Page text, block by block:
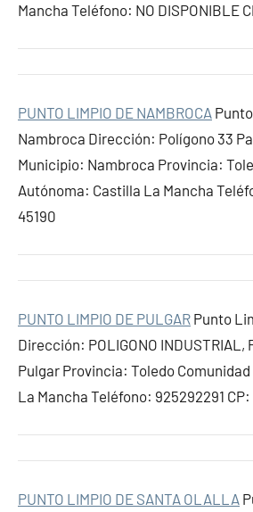
Mancha Teléfono: NO DISPONIBLE
PUNTO LIMPIO DE NAMBROCA
Nambroca Dirección: Polígono 33
Municipio: Nambroca Provincia:
Autónoma: Castilla La Mancha
45190
PUNTO LIMPIO DE PULGAR Punto
Dirección: POLIGONO INDUSTRIAL,
Pulgar Provincia: Toledo
La Mancha Teléfono: 925292291 CP:
PUNTO LIMPIO DE SANTA OLALLA